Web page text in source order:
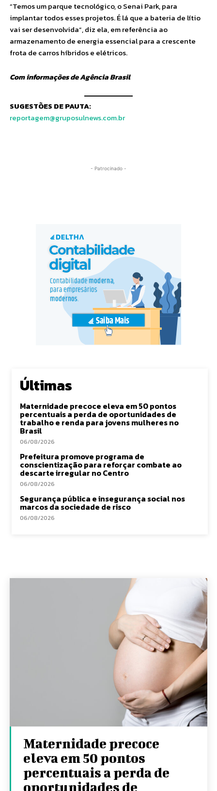
“Temos um parque tecnológico, o Senai Park, para
implantar todos esses projetos. É lá que a bateria de lítio
vai ser desenvolvida”, diz ela, em referência ao
armazenamento de energia essencial para a crescente
frota de carros híbridos e elétricos.
Com informações de Agência Brasil
SUGESTÕES DE PAUTA:
reportagem@gruposulnews.com.br
- Patrocinado -
Últimas
Maternidade precoce eleva em 50 pontos
percentuais a perda de oportunidades de
trabalho e renda para jovens mulheres no
Brasil
06/08/2026
Prefeitura promove programa de
conscientização para reforçar combate ao
descarte irregular no Centro
06/08/2026
Segurança pública e insegurança social nos
marcos da sociedade de risco
06/08/2026
Maternidade precoce
eleva em 50 pontos
percentuais a perda de
oportunidades de